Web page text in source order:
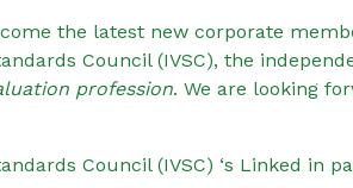
the latest new corporate
Council (IVSC), the
profession. We are looking
Council (IVSC) ‘s Linked in